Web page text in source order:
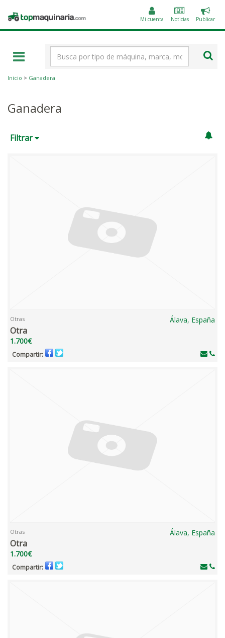
Topmaquinaria.com Mi cuenta Noticias
un
Publicar
Inicio > Ganadera
Ganadera
Filtrar
Otras Álava, España
Otra
1.700€
Compartir:
Otras Álava, España
Otra
1.700€
Compartir: